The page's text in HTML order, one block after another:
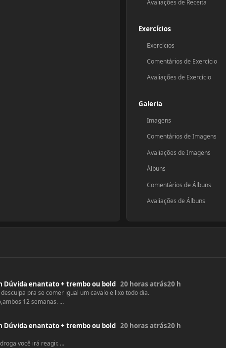
Avaliações de Receita
Exercícios
Exercícios
Comentários de Exercício
Avaliações de Exercício
Galeria
Imagens
Comentários de Imagens
Avaliações de Imagens
Álbuns
Comentários de Álbuns
Avaliações de Álbuns
Dúvida enantato + trembo ou bold 20 horas atrás20 h
pra se comer igual um cavalo e lixo todo dia.
12 semanas.
Dúvida enantato + trembo ou bold 20 horas atrás20 h
você irá reagir.